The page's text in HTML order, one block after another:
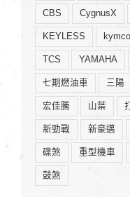
CBS CygnusX
KEYLESS kymco
TCS YAMAHA
七期燃油車 三陽
宏佳騰 山葉
新勁戰 新豪邁
碟煞 重型機車
鼓煞